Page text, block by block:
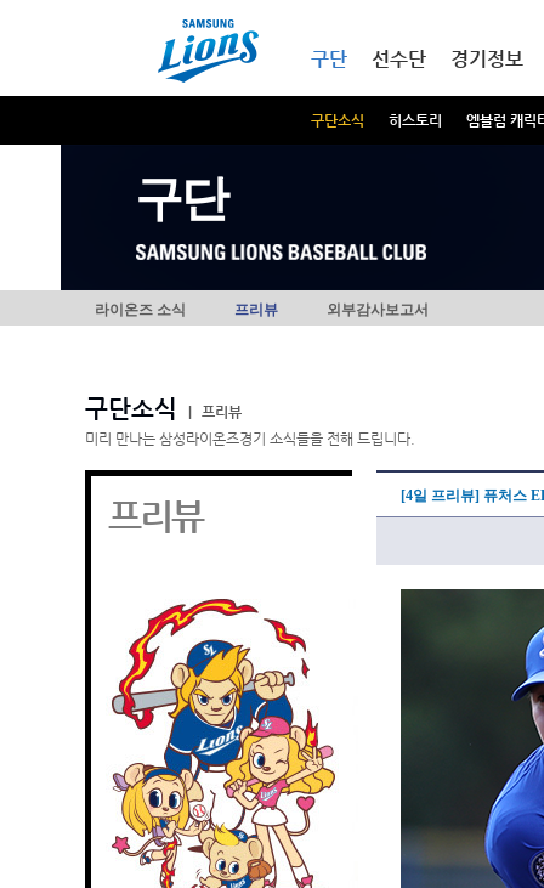
구단
구단소식 히스토리 엠블럼 캐릭
선수단 경기정보
구단
라이온즈 소식 프리뷰 외부감사보고서
구단소식
프리뷰
미리 만나는 삼성라이온즈경기 소식들을 전해 드립니다.
프리뷰 [4일 프리뷰] 퓨처스